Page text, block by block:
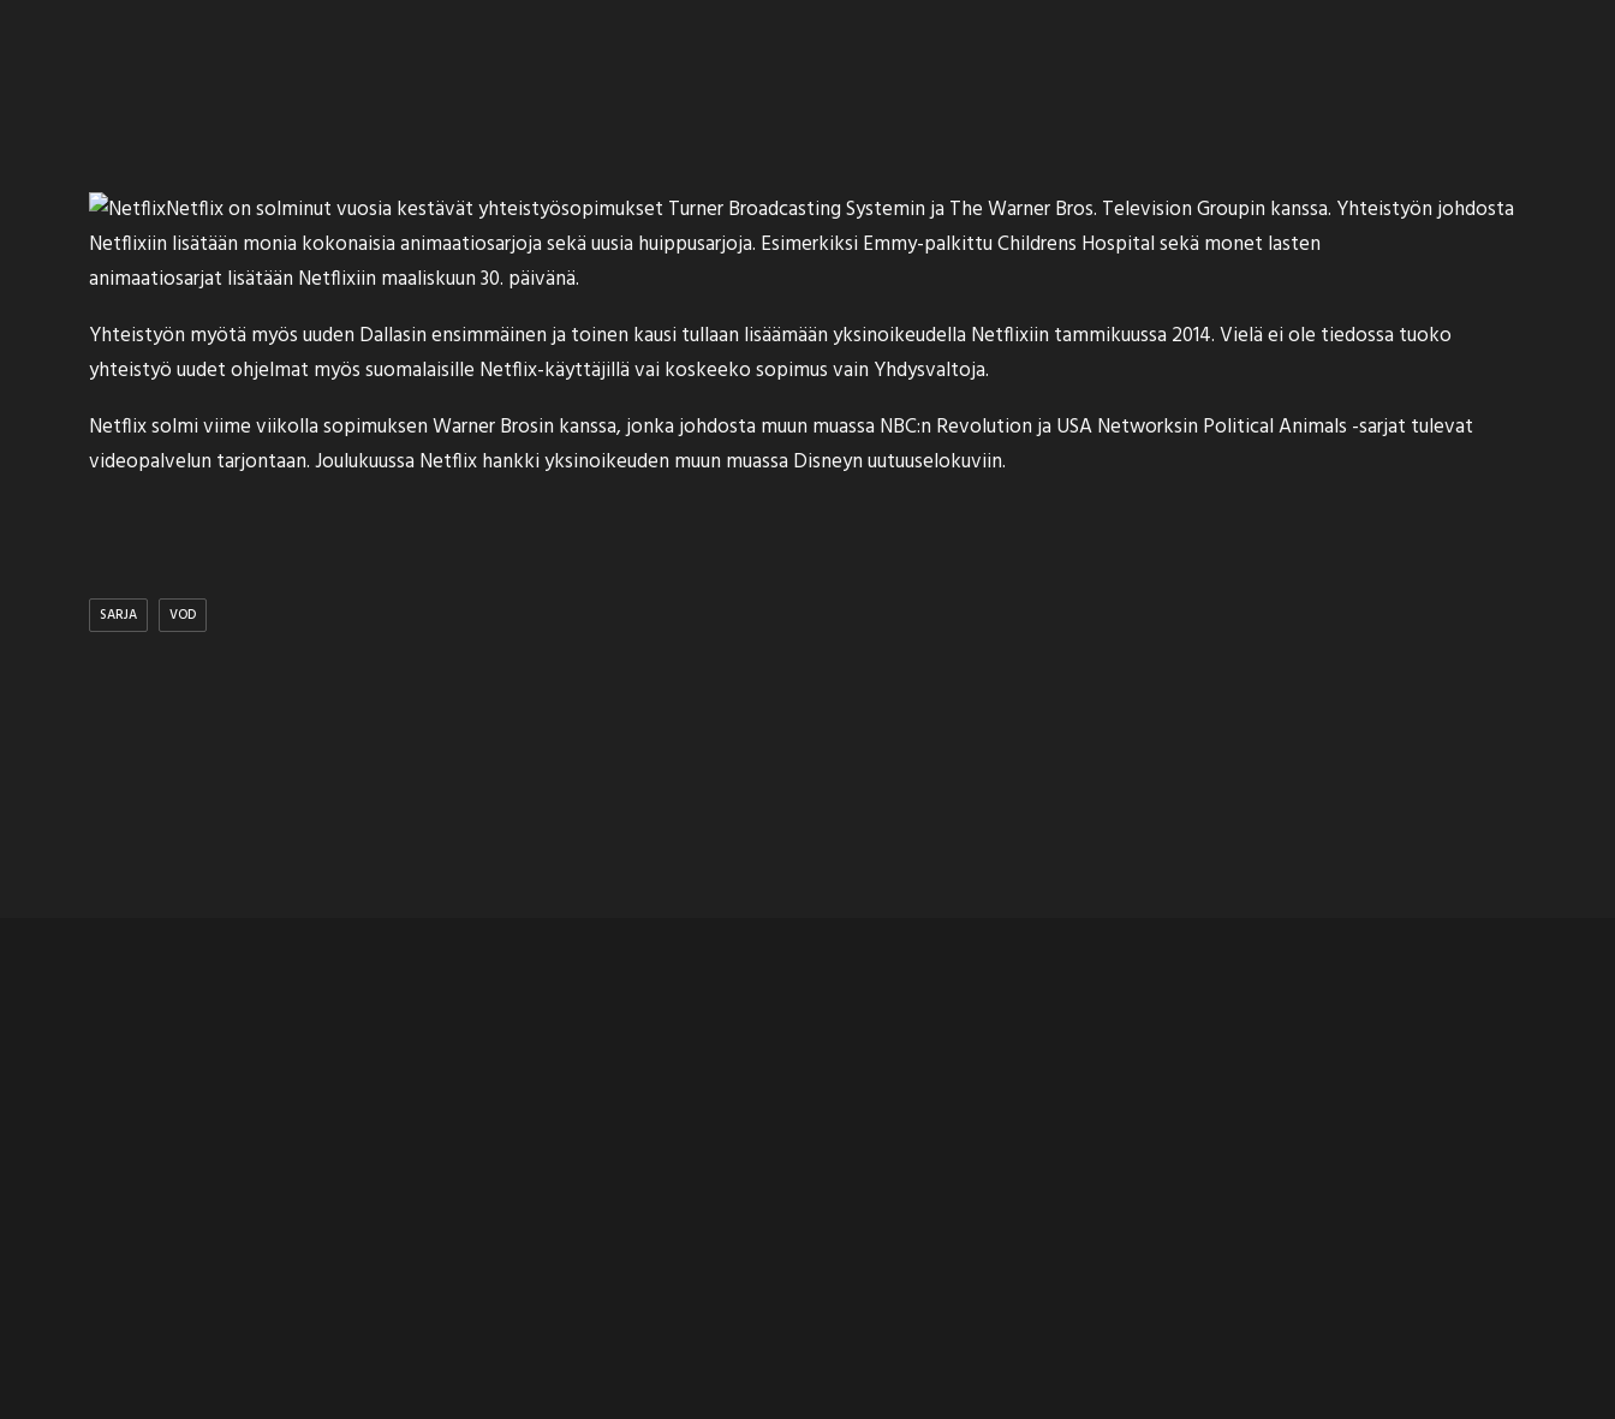
Netflix onsolminutvuosia kestävät yhteistyösopimukset Turner Broadcasting Systemin ja The Warner Bros. Television Groupin kanssa. Yhteistyön johdosta
Netflixiin lisätään monia kokonaisia animaatiosarjoja sekä uusia huippusarjoja. Esimerkiksi Emmy-palkittu Childrens Hospital sekä monet lasten
animaatiosarjat lisätään Netflixiin maaliskuun 30. päivänä.
Yhteistyön myötä myös uuden Dallasin ensimmäinen ja toinen kausi tullaan lisäämään yksinoikeudella Netflixiin tammikuussa 2014. Vielä ei ole tiedossa tuoko
yhteistyö uudet ohjelmat myös suomalaisille Netflix-käyttäjillä vai koskeeko sopimus vain Yhdysvaltoja.
Netflix solmi viime viikolla sopimuksenWarner Brosin kanssa, jonka johdosta muun muassa NBC:n Revolution ja USA Networksin Political Animals -sarjat tulevat
videopalvelun tarjontaan.Joulukuussa Netflix hankki yksinoikeuden muun muassa Disneyn uutuuselokuviin.
SARJA VOD